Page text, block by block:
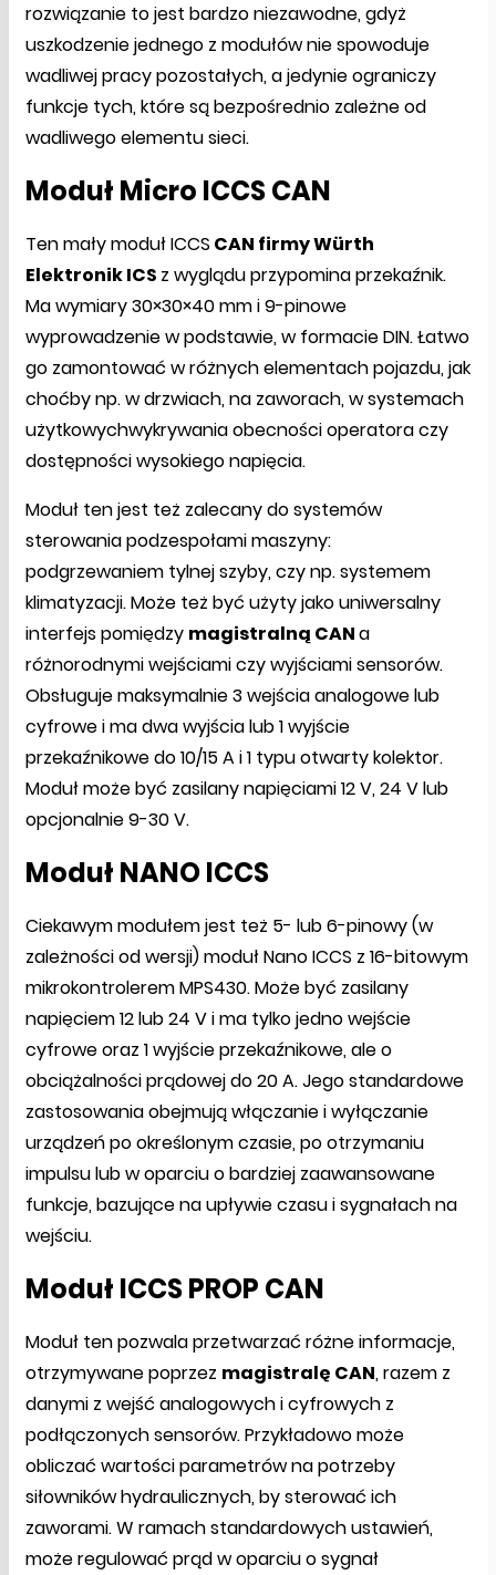
rozwiązanie to jest bardzo niezawodne, gdyż
uszkodzenie jednego z modułów nie spowoduje
wadliwej pracy pozostałych, a jedynie ograniczy
funkcje tych, które są bezpośrednio zależne od
wadliwego elementu sieci.
Moduł Micro ICCS CAN
Ten mały moduł ICCS CAN firmy Würth
Elektronik ICS z wyglądu przypomina przekaźnik.
Ma wymiary 30×30×40 mm i 9-pinowe
wyprowadzenie w podstawie, w formacie DIN. Łatwo
go zamontować w różnych elementach pojazdu, jak
choćby np. w drzwiach, na zaworach, w systemach
użytkowychwykrywania obecności operatora czy
dostępności wysokiego napięcia.
Moduł ten jest też zalecany do systemów
sterowania podzespołami maszyny:
podgrzewaniem tylnej szyby, czy np. systemem
klimatyzacji. Może też być użyty jako uniwersalny
interfejs pomiędzy magistralną CANa
różnorodnymi wejściami czy wyjściami sensorów.
Obsługuje maksymalnie 3 wejścia analogowe lub
cyfrowe i ma dwa wyjścia lub 1 wyjście
przekaźnikowe do 10/15 A i 1 typu otwarty kolektor.
Moduł może być zasilany napięciami 12 V, 24 V lub
opcjonalnie 9-30 V.
Moduł NANO ICCS
Ciekawym modułem jest też 5- lub 6-pinowy (w
zależności od wersji) moduł Nano ICCS z 16-bitowym
mikrokontrolerem MPS430. Może być zasilany
napięciem 12 lub 24 V i ma tylko jedno wejście
cyfrowe oraz 1 wyjście przekaźnikowe, ale o
obciążalności prądowej do 20 A. Jego standardowe
zastosowania obejmują włączanie i wyłączanie
urządzeń po określonym czasie, po otrzymaniu
impulsu lub w oparciu o bardziej zaawansowane
funkcje, bazujące na upływie czasu i sygnałach na
wejściu.
Moduł ICCS PROP CAN
Moduł ten pozwala przetwarzać różne informacje,
otrzymywane poprzez magistralę CAN, razem z
danymi z wejść analogowych i cyfrowych z
podłączonych sensorów. Przykładowo może
obliczać wartości parametrów na potrzeby
siłowników hydraulicznych, by sterować ich
zaworami. W ramach standardowych ustawień,
może regulować prąd w oparciu o sygnał